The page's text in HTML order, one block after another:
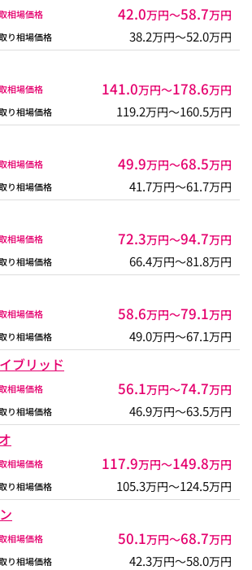
相場価格 42.0万円〜58.7万円
り相場価格 38.2万円〜52.0万円
相場価格 141.0万円〜178.6万円
り相場価格 119.2万円〜160.5万円
相場価格 49.9万円〜68.5万円
り相場価格 41.7万円〜61.7万円
相場価格 72.3万円〜94.7万円
り相場価格 66.4万円〜81.8万円
相場価格 58.6万円〜79.1万円
り相場価格 49.0万円〜67.1万円
ブリッド
相場価格 56.1万円〜74.7万円
り相場価格 46.9万円〜63.5万円
相場価格 117.9万円〜149.8万円
り相場価格 105.3万円〜124.5万円
相場価格 50.1万円〜68.7万円
り相場価格 42.3万円〜58.0万円